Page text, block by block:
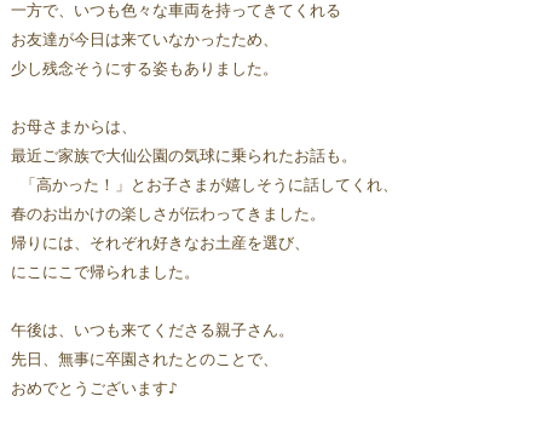
一方で、いつも色々な車両を持ってきてくれる
お友達が今日は来ていなかったため、
少し残念そうにする姿もありました。
お母さまからは、
最近ご家族で大仙公園の気球に乗られたお話も。
「高かった！」とお子さまが嬉しそうに話してくれ、
春のお出かけの楽しさが伝わってきました。
帰りには、それぞれ好きなお土産を選び、
にこにこで帰られました。
午後は、いつも来てくださる親子さん。
先日、無事に卒園されたとのことで、
おめでとうございます♪